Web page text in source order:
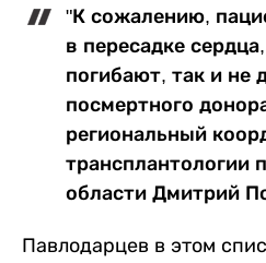
"К сожалению,
в пересадке
погибают, так и не
посмертного
региональный
трансплантологии
области Дмитрий
Павлодарцев в этом